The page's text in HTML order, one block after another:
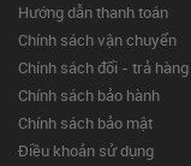
Hướng dẫn thanh toán
Chính sách vận chuyển
Chính sách đổi - trả hàng
Chính sách bảo hành
Chính sách bảo mật
Điều khoản sử dụng